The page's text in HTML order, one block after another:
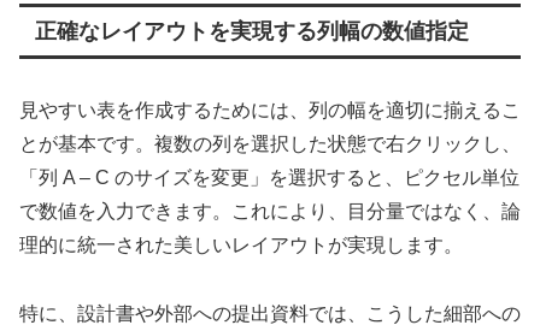
正確なレイアウトを実現する列幅の数値指定
見やすい表を作成するためには、列の幅を適切に揃えるこ
とが基本です。複数の列を選択した状態で右クリックし、
「列 A – C のサイズを変更」を選択すると、ピクセル単位
で数値を入力できます。これにより、目分量ではなく、論
理的に統一された美しいレイアウトが実現します。
特に、設計書や外部への提出資料では、こうした細部への